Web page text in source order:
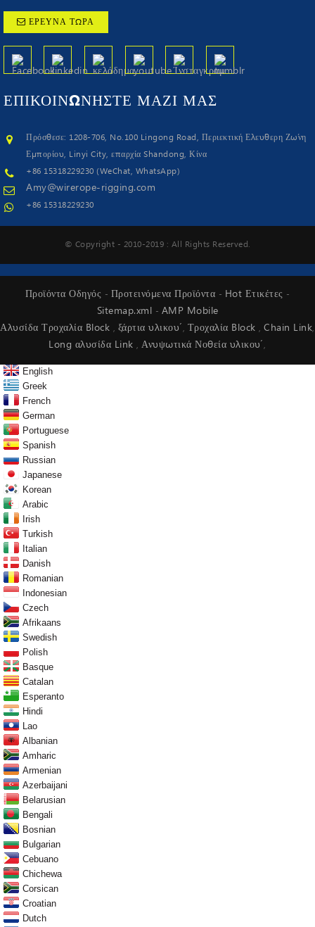
ΈΡΕΥΝΑ ΤΏΡΑ
ΕΠΙΚΟΙΝΩΝΉΣΤΕ ΜΑΖΊ ΜΑΣ
Πρόσθεσε: 1208-706, No.100 Lingong Road, Περιεκτική Ελεύθερη Ζώνη
Εμπορίου, Linyi City, επαρχία Shandong, Κίνα
+86 15318229230 (WeChat, WhatsApp)
Amy@wirerope-rigging.com
+86 15318229230
© Copyright - 2010-2019 : All Rights Reserved.
Προϊόντα Οδηγός - Προτεινόμενα Προϊόντα - Hot Ετικέτες -
Sitemap.xml - AMP Mobile
Αλυσίδα Τροχαλία Block , ξάρτια υλικού, Τροχαλία Block,Chain Link,
Long αλυσίδα Link,Ανυψωτικά Νοθεία υλικού,
English
Greek
French
German
Portuguese
Spanish
Russian
Japanese
Korean
Arabic
Irish
Turkish
Italian
Danish
Romanian
Indonesian
Czech
Afrikaans
Swedish
Polish
Basque
Catalan
Esperanto
Hindi
Lao
Albanian
Amharic
Armenian
Azerbaijani
Belarusian
Bengali
Bosnian
Bulgarian
Cebuano
Chichewa
Corsican
Croatian
Dutch